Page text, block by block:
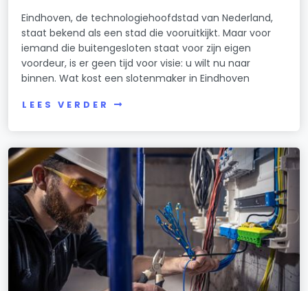
Eindhoven, de technologiehoofdstad van Nederland,
staat bekend als een stad die vooruitkijkt. Maar voor
iemand die buitengesloten staat voor zijn eigen
voordeur, is er geen tijd voor visie: u wilt nu naar
binnen. Wat kost een slotenmaker in Eindhoven
LEES VERDER